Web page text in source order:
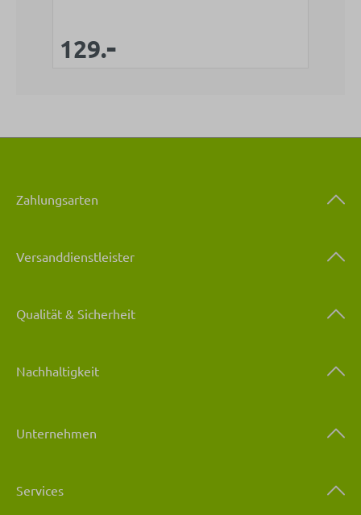
Verkaufspreis:
129.-
Zahlungsarten
Versanddienstleister
Qualität & Sicherheit
Nachhaltigkeit
Unternehmen
Services